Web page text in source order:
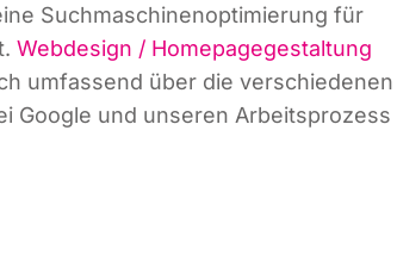
Such­ma­schi­nen­op­ti­mie­rung für
Web­de­sign / Home­page­ge­stal­tung
umfas­send über die ver­schie­de­nen
Goog­le und unse­ren Arbeits­pro­zess